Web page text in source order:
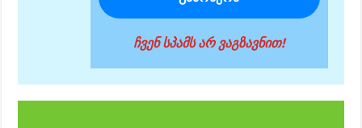
ჩვენ სპამს არ ვაგზავნით!